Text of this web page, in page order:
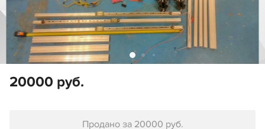
20000 руб.
Продано за 20000 руб.